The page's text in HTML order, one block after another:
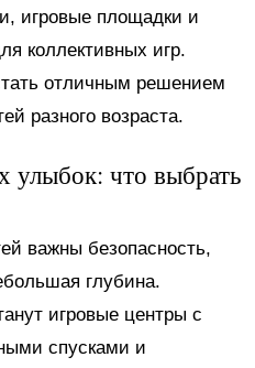
игровые площадки и
коллективных игр.
отличным решением
разного возраста.
улыбок: что выбрать
важны безопасность,
глубина.
игровые центры с
спусками и